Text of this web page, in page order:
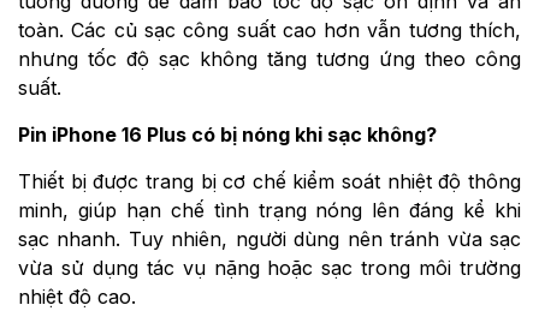
toàn. Các củ sạc công suất cao hơn vẫn tương thích,
nhưng tốc độ sạc không tăng tương ứng theo công
suất.
Pin iPhone 16 Plus có bị nóng khi sạc không?
Thiết bị được trang bị cơ chế kiểm soát nhiệt độ thông
minh, giúp hạn chế tình trạng nóng lên đáng kể khi
sạc nhanh. Tuy nhiên, người dùng nên tránh vừa sạc
vừa sử dụng tác vụ nặng hoặc sạc trong môi trường
nhiệt độ cao.